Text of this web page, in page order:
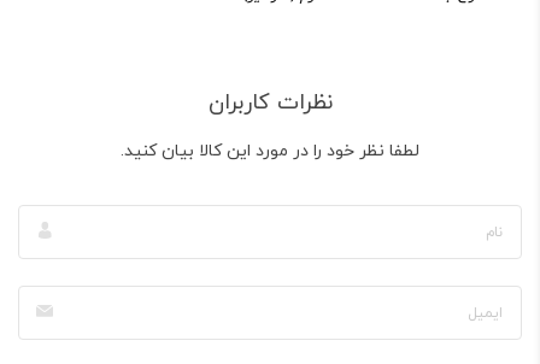
نظرات کاربران
لطفا نظر خود را در مورد این کالا بیان کنید.